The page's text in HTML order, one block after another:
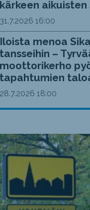
kärkeen aikuisten
31.7.2026 16:00
Iloista menoa
tansseihin –
moottorikerho
tapahtumien
28.7.2026 18:00